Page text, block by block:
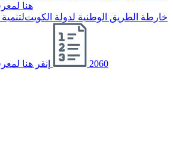
هنا
ﺧﺎرﻃﺔ اﻟﻄﺮﻳﻖ اﻟﻮﻃﻨﻴﺔ ﻟﺪوﻟﺔ
2060 إنقر هنا